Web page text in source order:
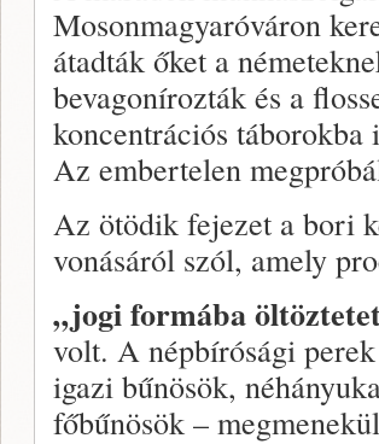
Mosonmagyaróváron
átadták őket a
bevagonírozták és a
koncentrációs
Az embertelen
Az ötödik fejezet a bori
vonásáról szól, amely
„jogi formába
volt. A népbírósági
igazi bűnösök,
főbűnösök –